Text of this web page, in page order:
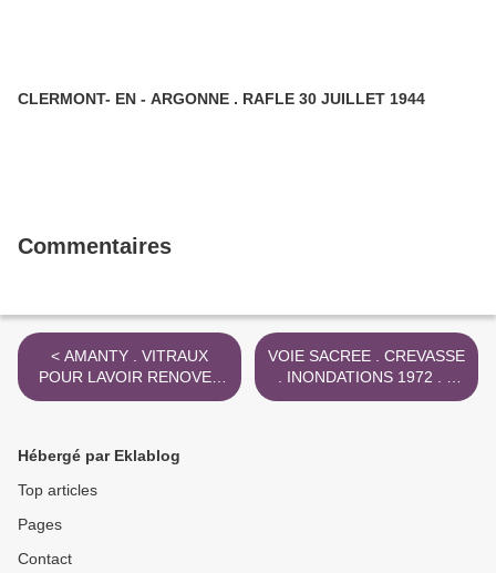
CLERMONT- EN - ARGONNE . RAFLE 30 JUILLET 1944
Commentaires
< AMANTY . VITRAUX
POUR LAVOIR RENOVE .
FERRONNIER JOSE
VOIE SACREE . CREVASSE
PROFONDEUR 4 M >
Hébergé par Eklablog
Top articles
Pages
Contact